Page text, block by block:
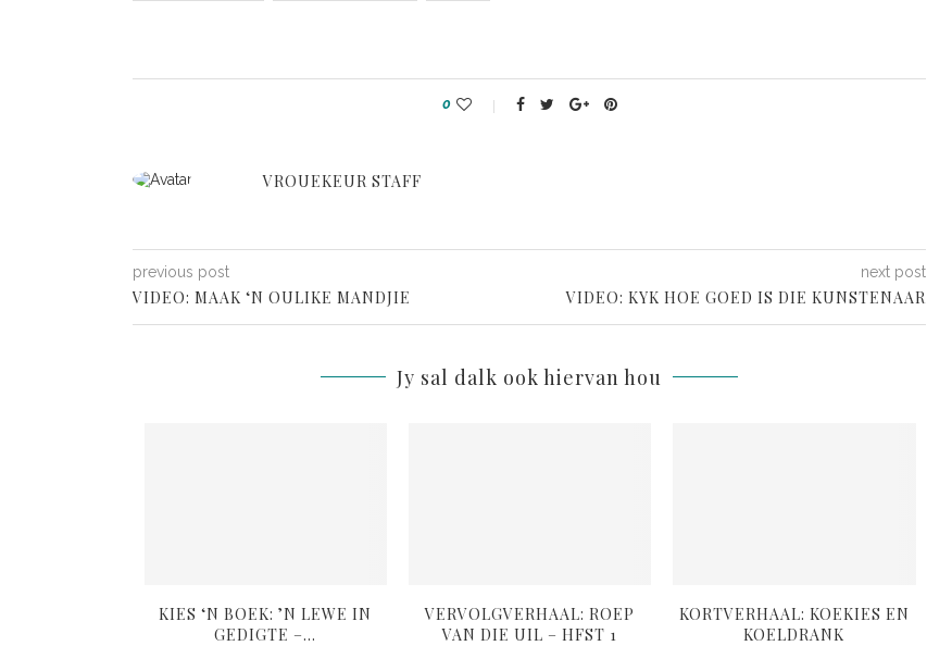
0
VROUEKEUR STAFF
previous post
VIDEO: MAAK ‘N OULIKE MANDJIE
next post
VIDEO: KYK HOE GOED IS DIE KUNSTENAAR
Jy sal dalk ook hiervan hou
KIES ‘N BOEK: ’N LEWE IN
GEDIGTE –...
VERVOLGVERHAAL: ROEP
VAN DIE UIL – HFST 1
KORTVERHAAL: KOEKIES EN
KOELDRANK